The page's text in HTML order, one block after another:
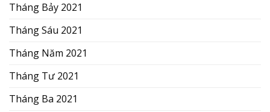
Tháng Bảy 2021
Tháng Sáu 2021
Tháng Năm 2021
Tháng Tư 2021
Tháng Ba 2021